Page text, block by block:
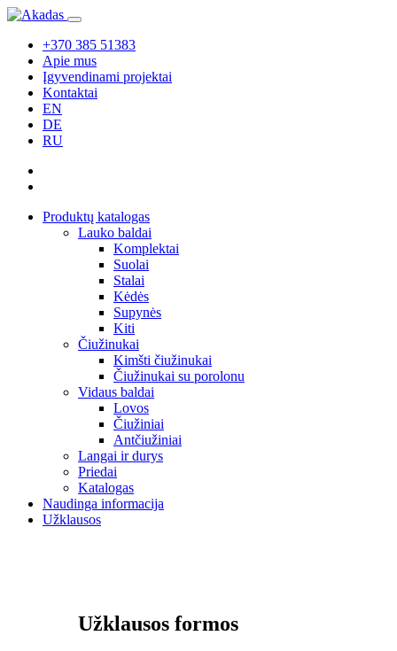
+370 385 51383
Apie mus
Įgyvendinami projektai
Kontaktai
EN
DE
RU
Produktų katalogas
Lauko baldai
Komplektai
Suolai
Stalai
Kėdės
Supynės
Kiti
Čiužinukai
Kimšti čiužinukai
Čiužinukai su porolonu
Vidaus baldai
Lovos
Čiužiniai
Antčiužiniai
Langai ir durys
Priedai
Katalogas
Naudinga informacija
Užklausos
Užklausos formos